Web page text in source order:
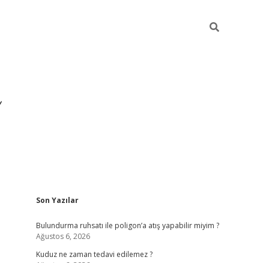
Sidebar
Son Yazılar
Bulundurma ruhsatı ile poligon’a atış yapabilir miyim ?
Ağustos 6, 2026
Kuduz ne zaman tedavi edilemez ?